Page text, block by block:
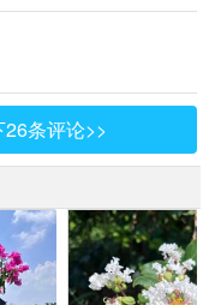
条评论>>